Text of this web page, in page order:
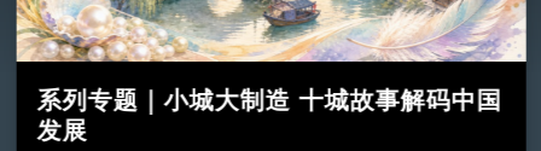
系列专题｜小城大制造 十城故事解码中国
发展